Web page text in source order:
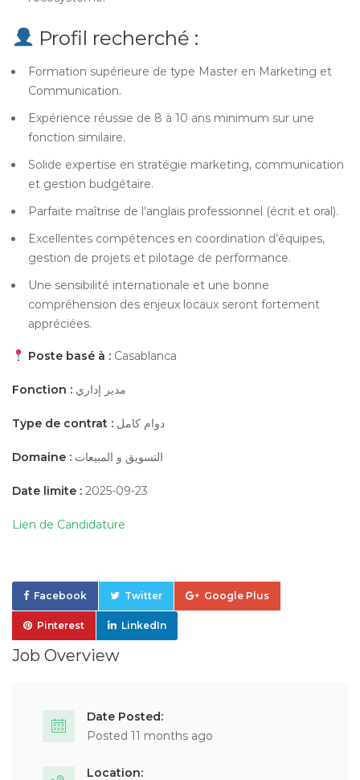
Profil recherché :
Formation supérieure de type Master en Marketing et
Communication.
Expérience réussie de 8 à 10 ans minimum sur une
fonction similaire.
Solide expertise en stratégie marketing, communication
et gestion budgétaire.
Parfaite maîtrise de l’anglais professionnel (écrit et oral).
Excellentes compétences en coordination d’équipes,
gestion de projets et pilotage de performance.
Une sensibilité internationale et une bonne
compréhension des enjeux locaux seront fortement
appréciées.
Poste basé à :Casablanca
Fonction : مدير إداري
Type de contrat : دوام كامل
Domaine : التسويق و المبيعات
Date limite : 2025-09-23
Lien de Candidature
Facebook Twitter Google Plus
Pinterest LinkedIn
Job Overview
Date Posted:
Posted 11 months ago
Location: